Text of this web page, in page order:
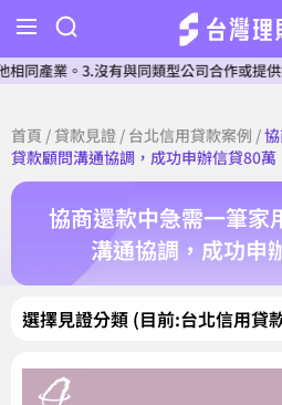
。3.沒有與同類型公司合作或提供您
首頁 / 貸款見證 / 台北信用貸款案例 /
貸款顧問溝通協調，成功申辦信貸80萬
協商還款中急需一筆家
溝通協調，成功申
選擇見證分類 (目前:台北信用貸